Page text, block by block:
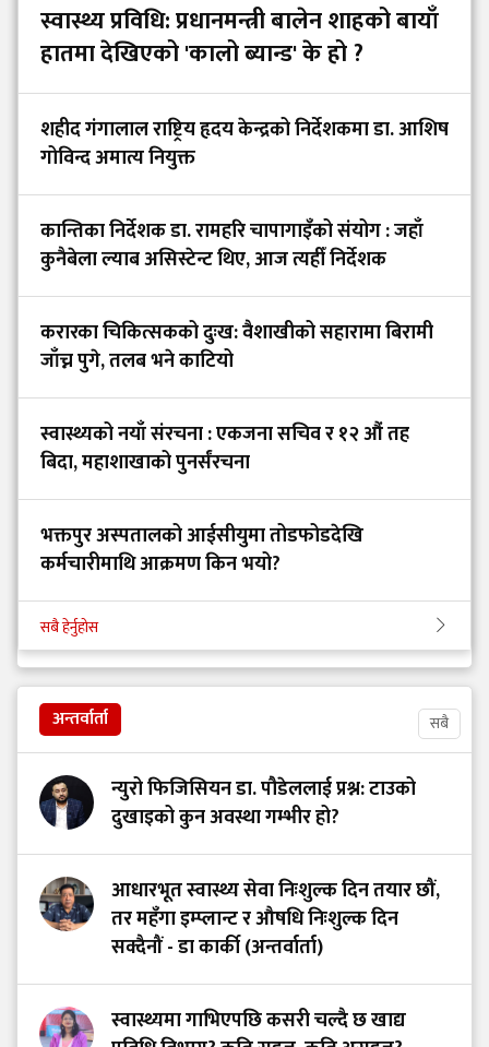
स्वास्थ्य प्रविधि: प्रधानमन्त्री बालेन शाहको बायाँ
हातमा देखिएको 'कालो ब्यान्ड' के हो ?
शहीद गंगालाल राष्ट्रिय हृदय केन्द्रको निर्देशकमा डा. आशिष
गोविन्द अमात्य नियुक्त
कान्तिका निर्देशक डा. रामहरि चापागाइँको संयोग : जहाँ
कुनैबेला ल्याब असिस्टेन्ट थिए, आज त्यहीँ निर्देशक
करारका चिकित्सकको दुःख: वैशाखीको सहारामा बिरामी
जाँच्न पुगे, तलब भने काटियो
स्वास्थ्यको नयाँ संरचना : एकजना सचिव र १२ औं तह
बिदा, महाशाखाको पुनर्संरचना
भक्तपुर अस्पतालको आईसीयुमा तोडफोडदेखि
कर्मचारीमाथि आक्रमण किन भयो?
सबै हेर्नुहोस
अन्तर्वार्ता सबै
न्युरो फिजिसियन डा. पौडेललाई प्रश्न: टाउको
दुखाइको कुन अवस्था गम्भीर हो?
आधारभूत स्वास्थ्य सेवा निःशुल्क दिन तयार छौं,
तर महँगा इम्प्लान्ट र औषधि निःशुल्क दिन
सक्दैनौं - डा कार्की (अन्तर्वार्ता)
स्वास्थ्यमा गाभिएपछि कसरी चल्दै छ खाद्य